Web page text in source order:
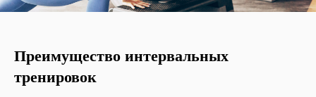
Преимущество интервальных
тренировок